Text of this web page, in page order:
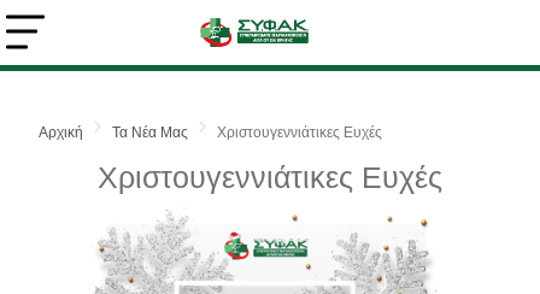
Αναζήτηση
Αρχική Τα Νέα Μας Χριστουγεννιάτικες Ευχές
Χριστουγεννιάτικες Ευχές